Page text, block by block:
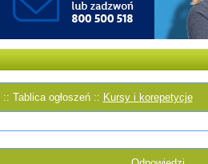
:: Tablica ogłoszeń :: Kursy i korepetycje